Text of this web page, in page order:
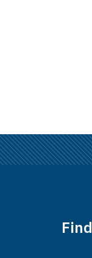
Find